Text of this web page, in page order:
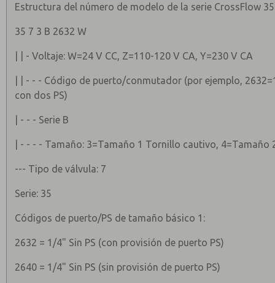
Estructura del número de modelo de la serie CrossFlow
35 7 3 B 2632 W
| | - Voltaje: W=24 V CC, Z=110-120 V CA, Y=230 V CA
| | - - - Código de puerto/conmutador (por ejemplo,
con dos PS)
| - - - Serie B
| - - - - Tamaño: 3=Tamaño 1 Tornillo cautivo, 4=Tamaño
--- Tipo de válvula: 7
Serie: 35
Códigos de puerto/PS de tamaño básico 1:
2632 = 1/4" Sin PS (con provisión de puerto PS)
2640 = 1/4" Sin PS (sin provisión de puerto PS)